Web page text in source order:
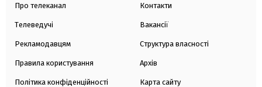
Про телеканал
Телеведучі
Рекламодавцям
Правила користування
Політика конфіденційності
Контакти
Вакансії
Структура власності
Архів
Карта сайту